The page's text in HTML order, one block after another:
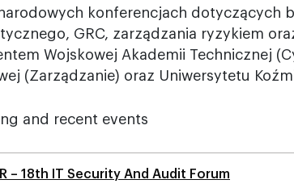
konferencjach dotyczących
GRC, zarządzania ryzykiem
Wojskowej Akademii Technicznej
(Zarządzanie) oraz Uniwersytetu
and recent events
– 18th IT Security And Audit Forum